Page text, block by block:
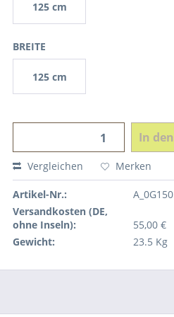
125 cm
BREITE
125 cm
In den
Vergleichen Merken
Artikel-Nr.:
A_0G150
Versandkosten (DE,
ohne Inseln):
55,00 €
Gewicht:
23.5 Kg